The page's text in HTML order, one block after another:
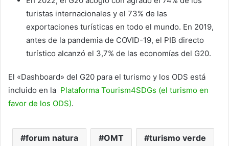
turistas internacionales y el 73% de las
exportaciones turísticas en todo el mundo. En 2019,
antes de la pandemia de COVID-19, el PIB directo
turístico alcanzó el 3,7% de las economías del G20.
El «Dashboard» del G20 para el turismo y los ODS está
incluido en la Plataforma Tourism4SDGs (el turismo en
favor de los ODS).
forum natura OMT turismo verde